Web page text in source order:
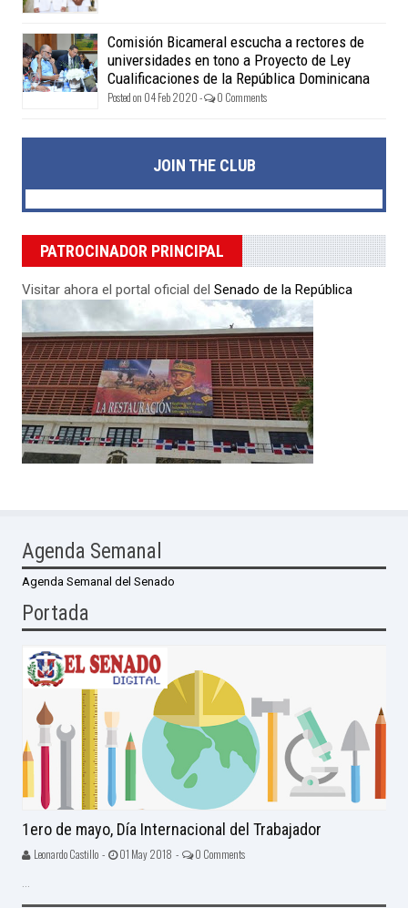
Comisión Bicameral escucha a rectores de
universidades en tono a Proyecto de Ley
Cualificaciones de la República Dominicana
Posted on 04 Feb 2020 - 0 Comments
JOIN THE CLUB
PATROCINADOR PRINCIPAL
Visitar ahora el portal oficial del Senado de la República
Agenda Semanal
Agenda Semanal del Senado
Portada
1ero de mayo, Día Internacional del Trabajador
Leonardo Castillo - 01 May 2018 - 0 Comments